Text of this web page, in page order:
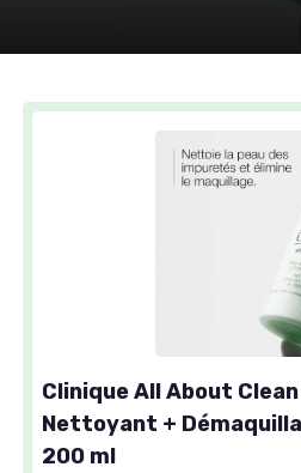
Clinique All About
Nettoyant +
200 ml